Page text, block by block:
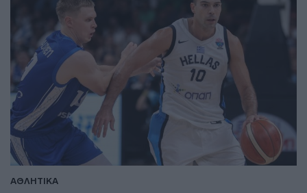
ΑΘΛΗΤΙΚΑ